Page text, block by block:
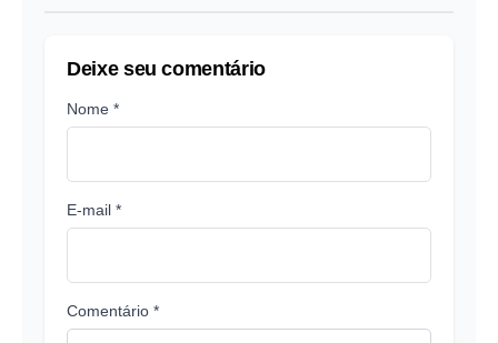
Deixe seu comentário
Nome *
E-mail *
Comentário *